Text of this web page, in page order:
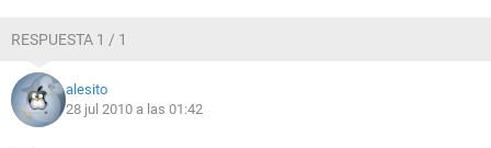
RESPUESTA 1 / 1
alesito
28 jul 2010 a las 01:42